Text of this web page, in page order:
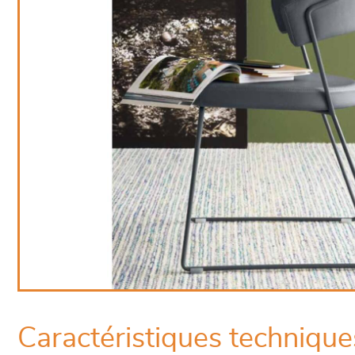
Caractéristiques